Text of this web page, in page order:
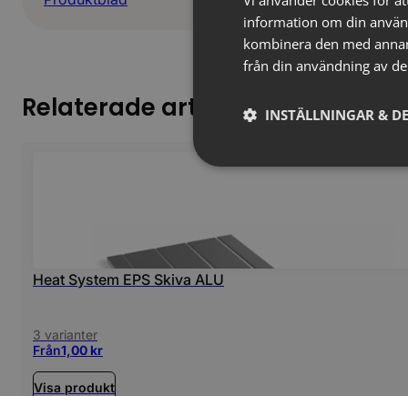
Relaterade artiklar
Heat System EPS Skiva ALU
3 varianter
Från1,00 kr
Visa produkt
information om din
kombinera den med
från din användning av
INSTÄLLNINGAR &